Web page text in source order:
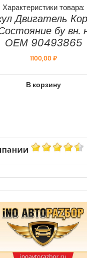
Характеристики товара:
Двигатель
бу вн.
ОЕМ 90493865
1100,00₽
В корзину